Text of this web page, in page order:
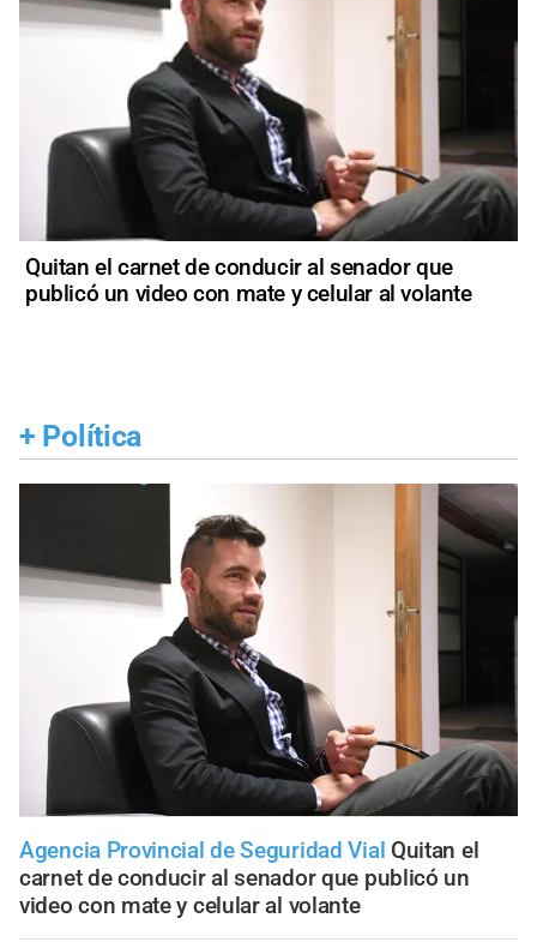
Quitan el carnet de conducir al senador que
publicó un video con mate y celular al volante
+ Política
Agencia Provincial de Seguridad Vial Quitan el
carnet de conducir al senador que publicó un
video con mate y celular al volante